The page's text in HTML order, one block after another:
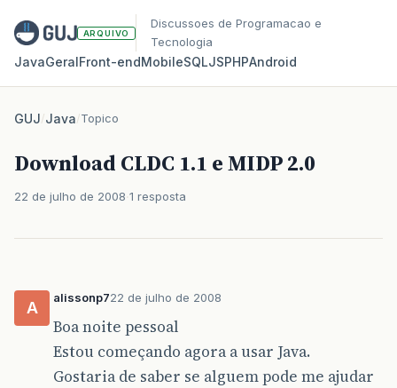
ARQUIVO
Discussoes de Programacao e
Tecnologia
JavaGeralFront‑endMobileSQLJSPHPAndroid
GUJ/Java/Topico
Download CLDC 1.1 e MIDP 2.0
22 de julho de 2008 1 resposta
A
alissonp722 de julho de 2008
Boa noite pessoal
Estou começando agora a usar Java.
Gostaria de saber se alguem pode me ajudar